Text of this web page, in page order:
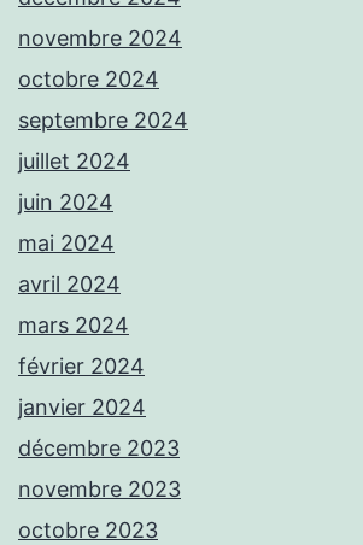
novembre 2024
octobre 2024
septembre 2024
juillet 2024
juin 2024
mai 2024
avril 2024
mars 2024
février 2024
janvier 2024
décembre 2023
novembre 2023
octobre 2023